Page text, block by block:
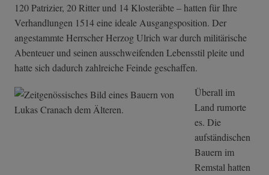
120 Patrizier, 20 Ritter und 14 Klosteräbte – hatten für Ihre
Verhandlungen 1514 eine ideale Ausgangsposition. Der
angestammte Herrscher Herzog Ulrich war durch militärische
Abenteuer und seinen ausschweifenden Lebensstil pleite und
hatte sich dadurch zahlreiche Feinde geschaffen.
Überall im
Land rumorte
es. Die
aufständischen
Bauern im
Remstal hatten